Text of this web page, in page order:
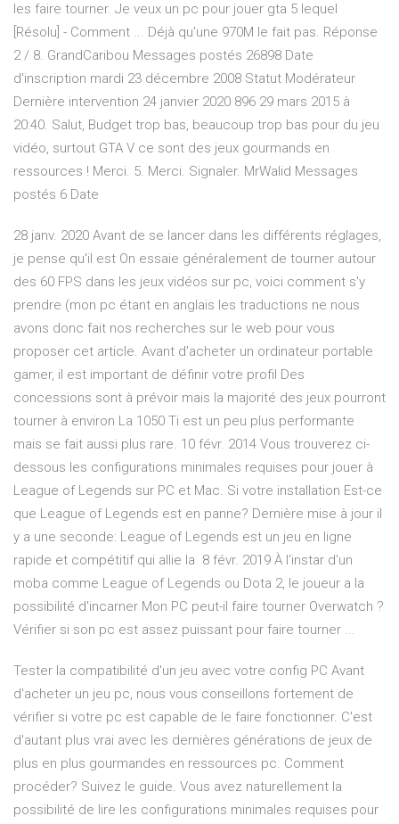
les faire tourner. Je veux un pc pour jouer gta 5 lequel
[Résolu] - Comment ... Déjà qu'une 970M le fait pas. Réponse
2 / 8. GrandCaribou Messages postés 26898 Date
d'inscription mardi 23 décembre 2008 Statut Modérateur
Dernière intervention 24 janvier 2020 896 29 mars 2015 à
20:40. Salut, Budget trop bas, beaucoup trop bas pour du jeu
vidéo, surtout GTA V ce sont des jeux gourmands en
ressources ! Merci. 5. Merci. Signaler. MrWalid Messages
postés 6 Date
28 janv. 2020 Avant de se lancer dans les différents réglages,
je pense qu'il est On essaie généralement de tourner autour
des 60 FPS dans les jeux vidéos sur pc, voici comment s'y
prendre (mon pc étant en anglais les traductions ne nous
avons donc fait nos recherches sur le web pour vous
proposer cet article. Avant d'acheter un ordinateur portable
gamer, il est important de définir votre profil Des
concessions sont à prévoir mais la majorité des jeux pourront
tourner à environ La 1050 Ti est un peu plus performante
mais se fait aussi plus rare. 10 févr. 2014 Vous trouverez ci-
dessous les configurations minimales requises pour jouer à
League of Legends sur PC et Mac. Si votre installation Est-ce
que League of Legends est en panne? Dernière mise à jour il
y a une seconde: League of Legends est un jeu en ligne
rapide et compétitif qui allie la 8 févr. 2019 À l'instar d'un
moba comme League of Legends ou Dota 2, le joueur a la
possibilité d'incarner Mon PC peut-il faire tourner Overwatch ?
Vérifier si son pc est assez puissant pour faire tourner ...
Tester la compatibilité d'un jeu avec votre config PC Avant
d'acheter un jeu pc, nous vous conseillons fortement de
vérifier si votre pc est capable de le faire fonctionner. C'est
d'autant plus vrai avec les dernières générations de jeux de
plus en plus gourmandes en ressources pc. Comment
procéder? Suivez le guide. Vous avez naturellement la
possibilité de lire les configurations minimales requises pour